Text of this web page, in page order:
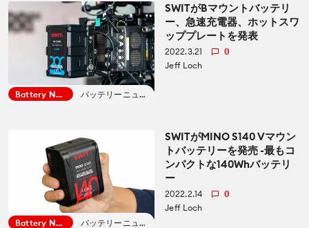
Battery News バッテリーニュース
SWITがBマウントバッテリ
ー、急速充電器、ホットスワ
ッププレートを発表
2022.3.21
0
Jeff Loch
Battery News バッテリーニュース
SWITがMINO S140 Vマウン
トバッテリーを発売 -最もコ
ンパクトな140Whバッテリ
ー
2022.2.14
0
Jeff Loch